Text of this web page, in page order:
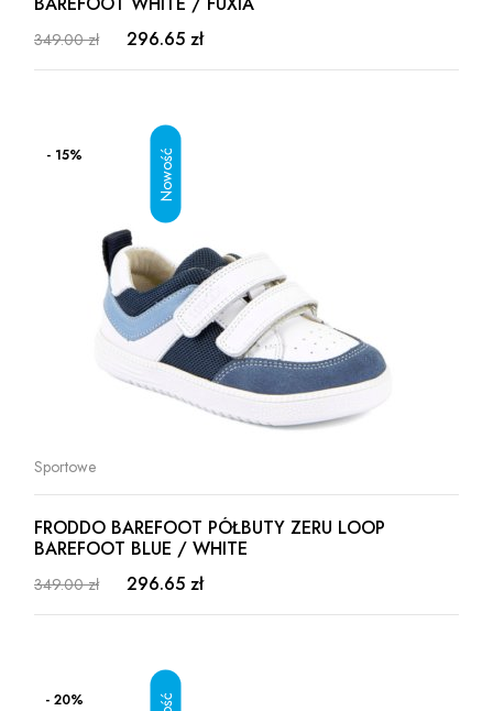
349.00 zł 296.65 zł
- 15%
Sportowe
FRODDO BAREFOOT PÓŁBUTY ZERU LOOP
BAREFOOT BLUE / WHITE
349.00 zł 296.65 zł
- 20%